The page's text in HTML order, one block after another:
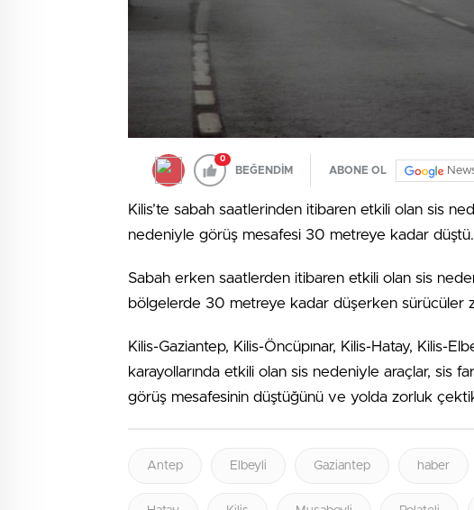
0
BEĞENDİM ABONE OL
Kilis’te sabah saatlerinden itibaren etkili olan sis
nedeniyle görüş mesafesi 30 metreye kadar düştü.
Sabah erken saatlerden itibaren etkili olan sis
bölgelerde 30 metreye kadar düşerken sürücüler
Kilis-Gaziantep, Kilis-Öncüpınar, Kilis-Hatay, Kilis-
karayollarında etkili olan sis nedeniyle araçlar, sis
görüş mesafesinin düştüğünü ve yolda zorluk
Antep Elbeyli Gaziantep haber